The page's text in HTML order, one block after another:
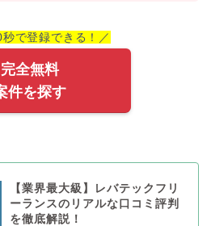
で登録できる！／
完全無料
件を探す
【業界最大級】レバテックフリ
ーランスのリアルな口コミ評判
を徹底解説！